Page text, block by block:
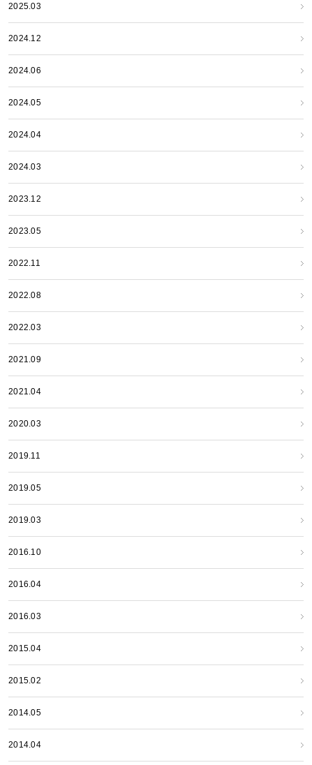
2025.03
2024.12
2024.06
2024.05
2024.04
2024.03
2023.12
2023.05
2022.11
2022.08
2022.03
2021.09
2021.04
2020.03
2019.11
2019.05
2019.03
2016.10
2016.04
2016.03
2015.04
2015.02
2014.05
2014.04